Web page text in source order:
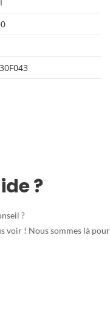
?
?
voir ! Nous sommes là pour